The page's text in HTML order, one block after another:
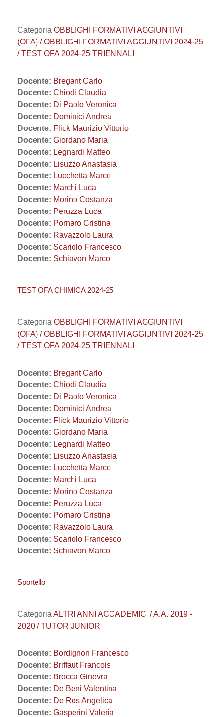
Categoria OBBLIGHI FORMATIVI AGGIUNTIVI
(OFA) / OBBLIGHI FORMATIVI AGGIUNTIVI 2024-25
/ TEST OFA 2024-25 TRIENNALI
Docente: Bregant Carlo
Docente: Chiodi Claudia
Docente: Di Paolo Veronica
Docente: Dominici Andrea
Docente: Flick Maurizio Vittorio
Docente: Giordano Maria
Docente: Legnardi Matteo
Docente: Lisuzzo Anastasia
Docente: Lucchetta Marco
Docente: Marchi Luca
Docente: Morino Costanza
Docente: Peruzza Luca
Docente: Pornaro Cristina
Docente: Ravazzolo Laura
Docente: Scariolo Francesco
Docente: Schiavon Marco
TEST OFA CHIMICA 2024-25
Categoria OBBLIGHI FORMATIVI AGGIUNTIVI
(OFA) / OBBLIGHI FORMATIVI AGGIUNTIVI 2024-25
/ TEST OFA 2024-25 TRIENNALI
Docente: Bregant Carlo
Docente: Chiodi Claudia
Docente: Di Paolo Veronica
Docente: Dominici Andrea
Docente: Flick Maurizio Vittorio
Docente: Giordano Maria
Docente: Legnardi Matteo
Docente: Lisuzzo Anastasia
Docente: Lucchetta Marco
Docente: Marchi Luca
Docente: Morino Costanza
Docente: Peruzza Luca
Docente: Pornaro Cristina
Docente: Ravazzolo Laura
Docente: Scariolo Francesco
Docente: Schiavon Marco
Sportello
Categoria ALTRI ANNI ACCADEMICI / A.A. 2019 -
2020 / TUTOR JUNIOR
Docente: Bordignon Francesco
Docente: Briffaut Francois
Docente: Brocca Ginevra
Docente: De Beni Valentina
Docente: De Ros Angelica
Docente: Gasperini Valeria